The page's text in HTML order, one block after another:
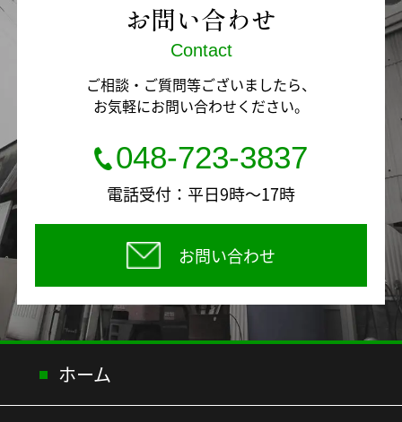
お問い合わせ
Contact
ご相談・ご質問等ございましたら、
お気軽にお問い合わせください。
048-723-3837
電話受付：平日9時～17時
お問い合わせ
ホーム